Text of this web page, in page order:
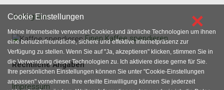
Instagram
Einen Kaffee spendieren
Rechtliche Angaben
Impressum
×
Cookie Einstellungen
Meine Internetseite verwendet Cookies und ähnliche Technologien um ihnen
eine benutzerfreundliche, sichere und effektive Internetpräsenz zur
Verfügung zu stellen. Wenn Sie auf "Ja, akzeptieren" klicken, stimmen Sie in
die Verwendung dieser Technologien zu. Ich aktiviere diese gerne für Sie.
Ihre persönlichen Einstellungen können Sie unter "Cookie-Einstellungen
anpassen" vornehmen. Ihre erteilte Einwilligung können Sie jederzeit